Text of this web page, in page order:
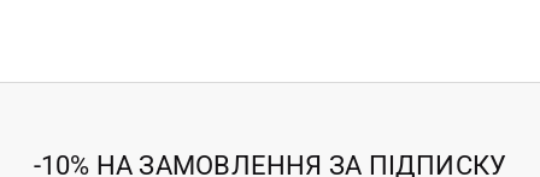
-10% НА ЗАМОВЛЕННЯ ЗА ПІДПИСКУ